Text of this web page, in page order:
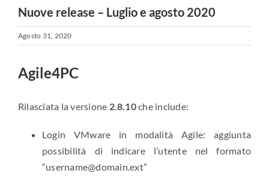
Nuove release – Luglio e agosto 2020
Agosto 31, 2020
Agile4PC
Rilasciata la versione 2.8.10che include:
Login VMware in modalità Agile: aggiunta
possibilità di indicare l’utente nel formato
“username@domain.ext”